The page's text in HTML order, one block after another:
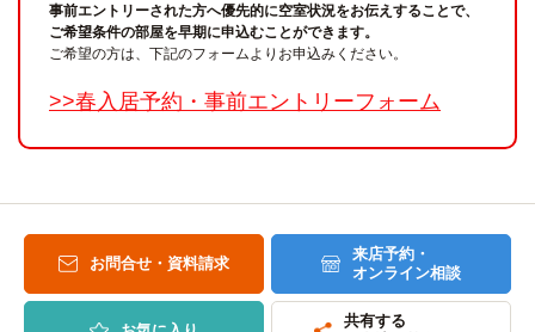
事前エントリーされた方へ優先的に空室状況をお伝えすることで、
ご希望条件の部屋を早期に申込むことができます。
ご希望の方は、下記のフォームよりお申込みください。
>>春入居予約・事前エントリーフォーム
お問合せ・資料請求
来店予約・
オンライン相談
共有する